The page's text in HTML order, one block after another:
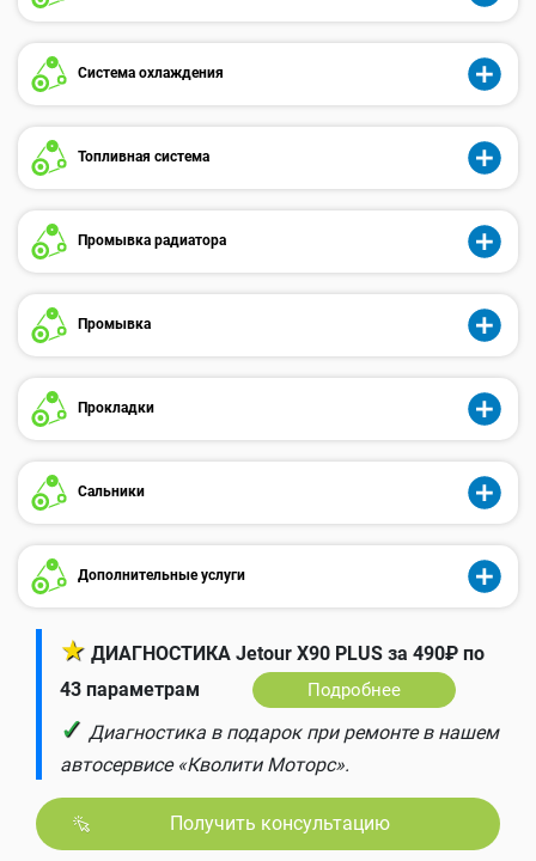
Система охлаждения
Топливная система
Промывка радиатора
Промывка
Прокладки
Сальники
Дополнительные услуги
★ ДИАГНОСТИКА Jetour X90 PLUS за 490₽ по
43 параметрам
Подробнее
✓ Диагностика в подарок при ремонте в нашем
автосервисе «Кволити Моторс».
Получить консультацию